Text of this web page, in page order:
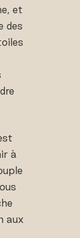
et
des
à
aux